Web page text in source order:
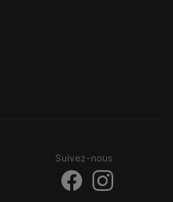
Suivez-nous